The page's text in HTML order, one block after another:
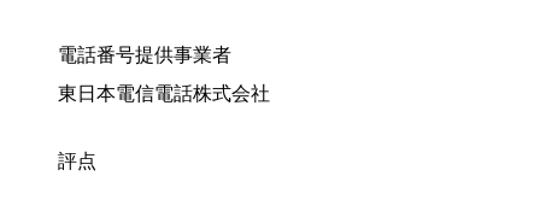
電話番号提供事業者
東日本電信電話株式会社
評点